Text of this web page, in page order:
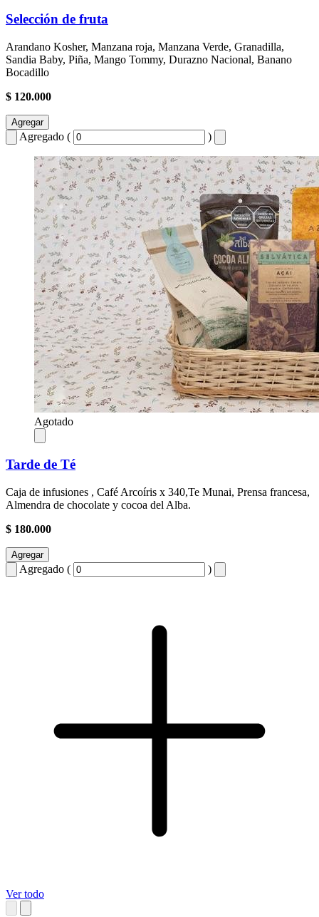
Selección de fruta
Arandano Kosher, Manzana roja, Manzana Verde, Granadilla,
Sandia Baby, Piña, Mango Tommy, Durazno Nacional, Banano
Bocadillo
$ 120.000
Agregar
Agregado ( )
Agotado
Tarde de Té
Caja de infusiones , Café Arcoíris x 340,Te Munai, Prensa francesa,
Almendra de chocolate y cocoa del Alba.
$ 180.000
Agregar
Agregado ( )
Ver todo